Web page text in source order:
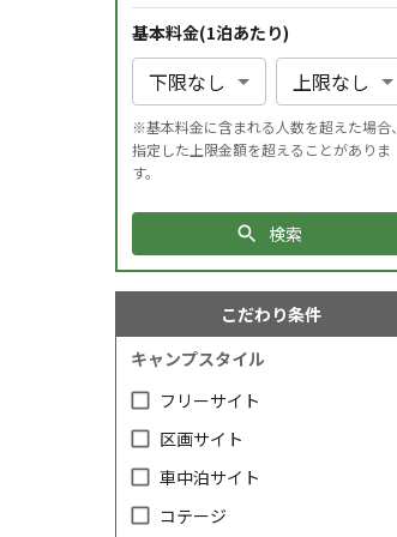
基本料金(1泊あたり)
※基本料金に含まれる人数を超えた場合、
指定した上限金額を超えることがありま
す。
検索
こだわり条件
キャンプスタイル
フリーサイト
区画サイト
車中泊サイト
コテージ